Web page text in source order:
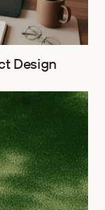
Design